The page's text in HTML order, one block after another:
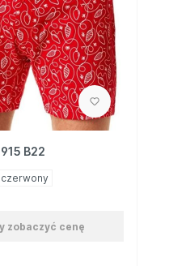
B22
czerwony
zobaczyć cenę